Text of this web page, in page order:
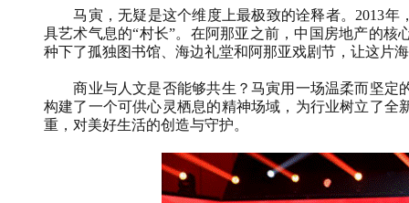
马寅，无疑是这个维度上最极致的诠释者。 2013年
具艺术气息的“村长”。在阿那亚之前，中国房地产的
种下了孤独图书馆、海边礼堂和阿那亚戏剧节，让这片
商业与人文是否能够共生？马寅用一场温柔而坚
构建了一个可供心灵栖息的精神场域，为行业树立了
重，对美好生活的创造与守护。